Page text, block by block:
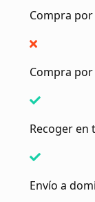
Compra
Compra
Recoger en
Envío a